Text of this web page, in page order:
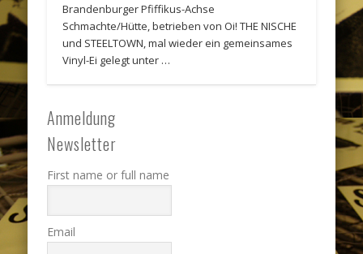
Brandenburger Pfiffikus-Achse
Schmachte/Hütte, betrieben von Oi! THE NISCHE
und STEELTOWN, mal wieder ein gemeinsames
Vinyl-Ei gelegt unter …
Anmeldung
Newsletter
First name or full name
Email